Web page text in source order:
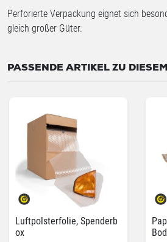
Perforierte Verpackung eignet sich
gleich großer Güter.
PASSENDE ARTIKEL ZU
Luftpolsterfolie, Spenderb
ox